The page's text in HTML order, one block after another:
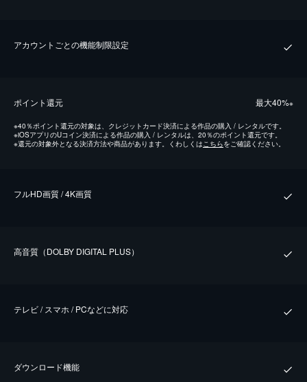
アカウントごとの機能制限設定
ポイント還元 最⼤40%※
※40％ポイント還元の対象は、クレジットカード決済による作品の購入 / レンタルです。
※iOSアプリのUコイン決済による作品の購入 / レンタルは、20％のポイント還元です。
※還元の対象外となる決済方法や商品があります。くわしくはこちらをご確認ください。
フルHD画質 / 4K画質
⾼⾳質（DOLBY DIGITAL PLUS）
テレビ / スマホ / PCなどに対応
ダウンロード機能